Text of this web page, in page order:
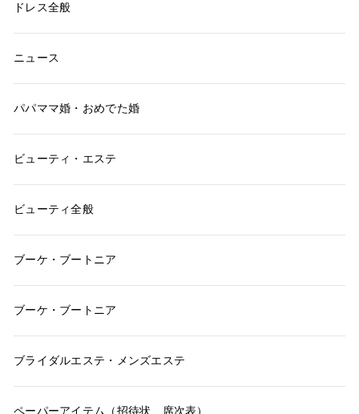
ドレス全般
ニュース
パパママ婚・おめでた婚
ビューティ・エステ
ビューティ全般
ブーケ・ブートニア
ブーケ・ブートニア
ブライダルエステ・メンズエステ
ペーパーアイテム（招待状、席次表）